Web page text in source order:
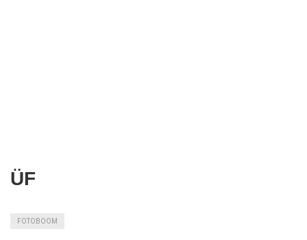
ÜF
FOTOBOOM